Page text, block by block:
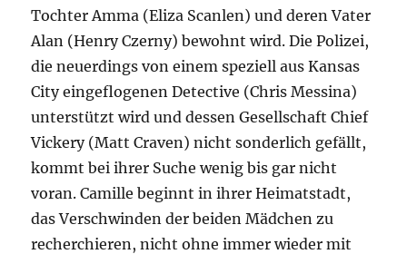
Tochter Amma (Eliza Scanlen) und deren Vater
Alan (Henry Czerny) bewohnt wird. Die Polizei,
die neuerdings von einem speziell aus Kansas
City eingeflogenen Detective (Chris Messina)
unterstützt wird und dessen Gesellschaft Chief
Vickery (Matt Craven) nicht sonderlich gefällt,
kommt bei ihrer Suche wenig bis gar nicht
voran. Camille beginnt in ihrer Heimatstadt,
das Verschwinden der beiden Mädchen zu
recherchieren, nicht ohne immer wieder mit